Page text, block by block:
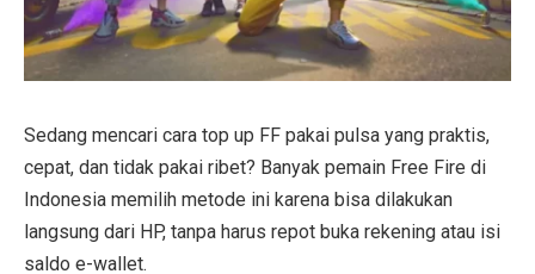
Sedang mencari cara top up FF pakai pulsa yang praktis,
cepat, dan tidak pakai ribet? Banyak pemain Free Fire di
Indonesia memilih metode ini karena bisa dilakukan
langsung dari HP, tanpa harus repot buka rekening atau isi
saldo e-wallet.